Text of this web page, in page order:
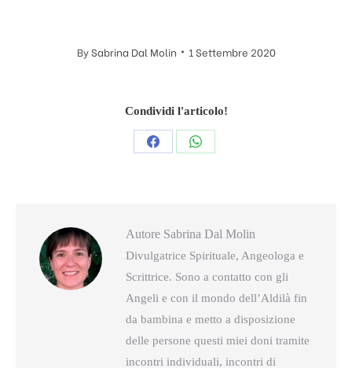
BySabrina Dal Molin 1 Settembre 2020
Condividi l'articolo!
CondividiCondividi
Autore Sabrina Dal Molin
Divulgatrice Spirituale, Angeologa e
Scrittrice. Sono a contatto con gli
Angeli e con il mondo dell’Aldilà fin
da bambina e metto a disposizione
delle persone questi miei doni tramite
incontri individuali, incontri di